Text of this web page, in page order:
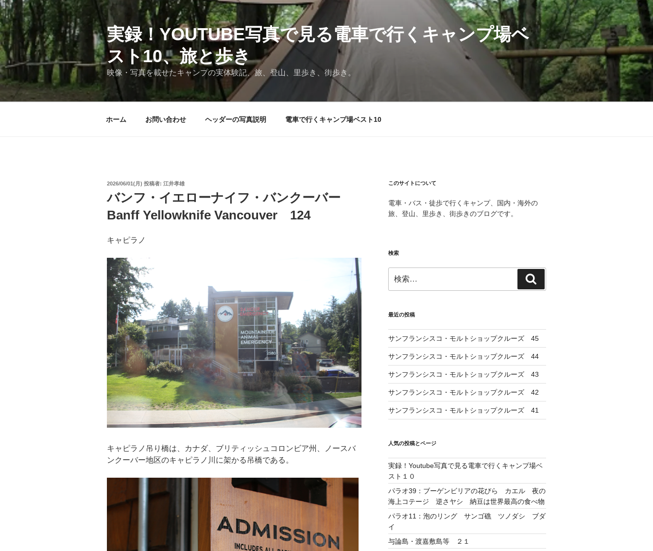
コ
ン
テ
ン
ツ
へ
ス
キ
実録！YOUTUBE写真で見る電車で行くキャンプ場ベ
スト10、旅と歩き
映像・写真を載せたキャンプの実体験記、旅、登山、里歩き、街歩き。
ホーム お問い合わせ ヘッダーの写真説明 電車で行くキャンプ場ベスト10
投
日:
2026/06/01(月) 投稿者: 江井孝雄
バンフ・イエローナイフ・バンクーバー
Banff Yellowknife Vancouver 124
キャピラノ
キャピラノ吊り橋は、カナダ、ブリティッシュコロンビア州、ノースバ
ンクーバー地区のキャピラノ川に架かる吊橋である。
このサイトについて
電車・バス・徒歩で行くキャンプ、国内・海外の
旅、登山、里歩き、街歩きのブログです。
検索
索:
索
最近の投稿
サンフランシスコ・モルトショップクルーズ 45
サンフランシスコ・モルトショップクルーズ 44
サンフランシスコ・モルトショップクルーズ 43
サンフランシスコ・モルトショップクルーズ 42
サンフランシスコ・モルトショップクルーズ 41
人気の投稿とページ
実録！Youtube写真で見る電車で行くキャンプ場ベ
スト１０
パラオ39：ブーゲンビリアの花びら カエル 夜の
海上コテージ 逆さヤシ 納豆は世界最高の食べ物
パラオ11：泡のリング サンゴ礁 ツノダシ ブダ
イ
与論島・渡嘉敷島等 ２１